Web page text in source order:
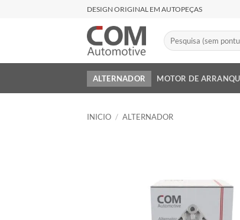
DESIGN ORIGINAL EM AUTOPEÇAS
Buscar
por:
ALTERNADOR MOTOR DE
INICIO / ALTERNADOR